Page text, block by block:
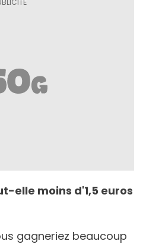
elle moins d'1,5 euros
gagneriez beaucoup